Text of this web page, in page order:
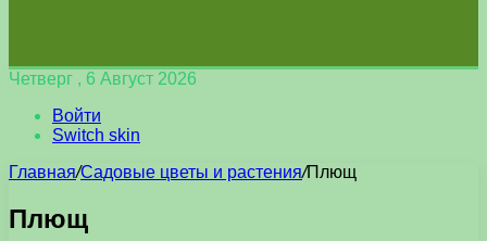
Четверг , 6 Август 2026
Войти
Switch skin
Главная/Садовые цветы и растения/Плющ
Плющ